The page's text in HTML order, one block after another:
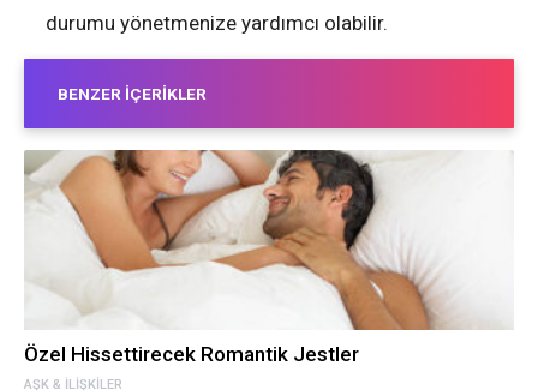
durumu yönetmenize yardımcı olabilir.
BENZER İÇERIKLER
AŞK & İLIŞKILER
Özel Hissettirecek Romantik Jestler